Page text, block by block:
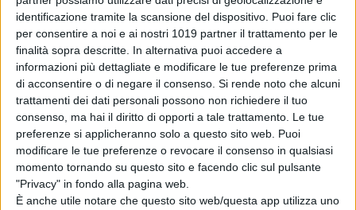
identificazione tramite la scansione del dispositivo. Puoi fare clic
per consentire a noi e ai nostri 1019 partner il trattamento per le
finalità sopra descritte. In alternativa puoi accedere a
informazioni più dettagliate e modificare le tue preferenze prima
di acconsentire o di negare il consenso. Si rende noto che alcuni
trattamenti dei dati personali possono non richiedere il tuo
consenso, ma hai il diritto di opporti a tale trattamento. Le tue
preferenze si applicheranno solo a questo sito web. Puoi
modificare le tue preferenze o revocare il consenso in qualsiasi
momento tornando su questo sito e facendo clic sul pulsante
"Privacy" in fondo alla pagina web.
È anche utile notare che questo sito web/questa app utilizza uno
di Emanuela Giuliani
Wonka 2, nessun
rinvio: la Warner
Bros. fa chiarezza
sul sequel con
Timothée
Chalamet
di Emanuela Giuliani
Chi siamo Contatti Privacy Policy
Cookie Policy
Emanuela Giuliani CFGLNMNL77T43L639
Disclaimer